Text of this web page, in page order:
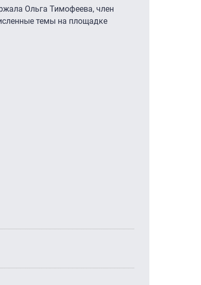
Ольга Тимофеева, член
темы на площадке